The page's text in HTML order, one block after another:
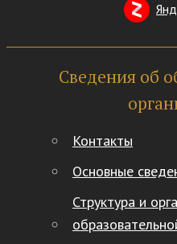
Сведения об
Контакты
Основные
Структура и